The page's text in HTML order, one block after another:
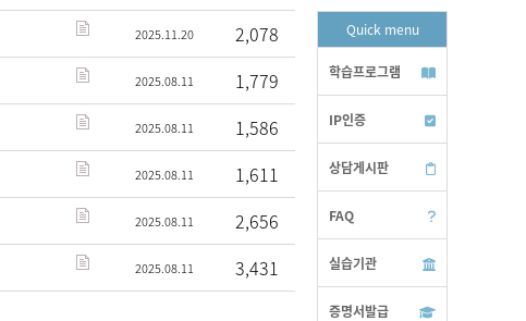
2025.11.20 2,078
2025.08.11 1,779
2025.08.11 1,586
2025.08.11 1,611
2025.08.11 2,656
2025.08.11 3,431
Quick menu
학습프로그램
IP인증
상담게시판
FAQ
실습기관
증명서발급